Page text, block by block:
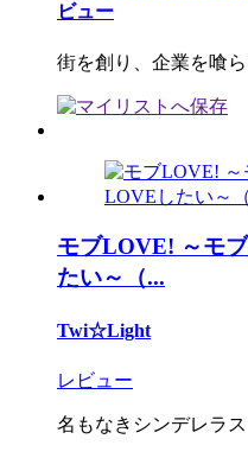
ビュー
街を創り、企業を喰
モブLOVE! ～モ
たい～（...
Twi☆Light
レビュー
名もなきシンデレラ